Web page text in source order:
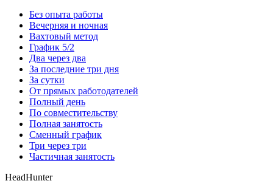
Без опыта работы
Вечерняя и ночная
Вахтовый метод
График 5/2
Два через два
За последние три дня
За сутки
От прямых работодателей
Полный день
По совместительству
Полная занятость
Сменный график
Три через три
Частичная занятость
HeadHunter